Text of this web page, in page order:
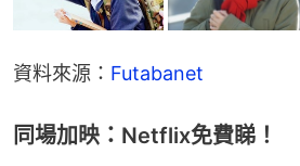
資料來源： Futabanet
同場加映：Netflix免費睇！